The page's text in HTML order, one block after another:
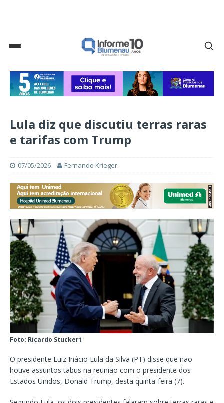
Lula diz que discutiu terras raras
e tarifas com Trump
07/05/2026 Fernando Krieger
Foto: Ricardo Stuckert
O presidente Luiz Inácio Lula da Silva (PT) disse que não
houve assuntos tabus na reunião com o presidente dos
Estados Unidos, Donald Trump, desta quinta-feira (7).